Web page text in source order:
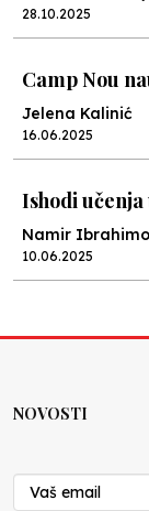
28.10.2025
Camp Nou
Jelena Kalinić
16.06.2025
Ishodi
Namir
10.06.2025
Nenad
29.10.2024
NOVOSTI